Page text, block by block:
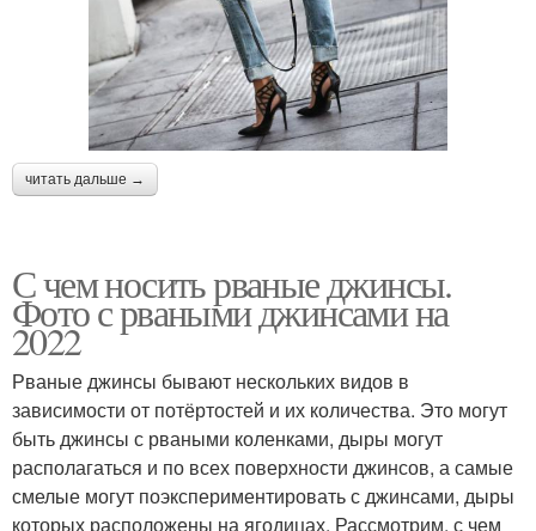
читать дальше →
С чем носить рваные джинсы.
Фото с рваными джинсами на
2022
Рваные джинсы бывают нескольких видов в
зависимости от потёртостей и их количества. Это могут
быть джинсы с рваными коленками, дыры могут
располагаться и по всех поверхности джинсов, а самые
смелые могут поэкспериментировать с джинсами, дыры
которых расположены на ягодицах. Рассмотрим, с чем